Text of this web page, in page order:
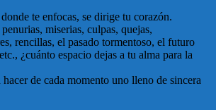
te enfocas, se dirige tu corazón.
miserias, culpas, quejas,
rencillas, el pasado tormentoso, el futuro
¿cuánto espacio dejas a tu alma para la
de cada momento uno lleno de sincera